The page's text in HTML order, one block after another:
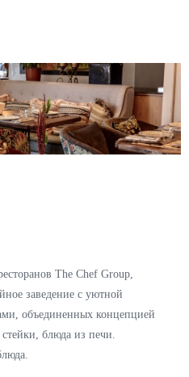
Garden и Novikov Group с
концептуальным
взрослых и анимацией для
в ресторане живая
вечеринки, концерты